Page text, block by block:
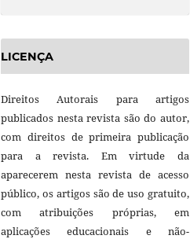
LICENÇA
Direitos Autorais para artigos
publicados nesta revista são do autor,
com direitos de primeira publicação
para a revista. Em virtude da
aparecerem nesta revista de acesso
público, os artigos são de uso gratuito,
com atribuições próprias, em
aplicações educacionais e não-